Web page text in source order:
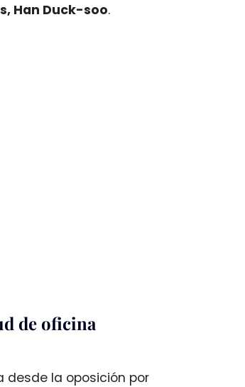
Han Duck-soo.
de oficina
desde la oposición por